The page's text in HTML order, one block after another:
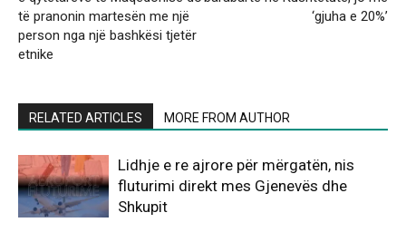
të pranonin martesën me një
person nga një bashkësi tjetër
etnike
‘gjuha e 20%’
RELATED ARTICLES MORE FROM AUTHOR
Lidhje e re ajrore për mërgatën, nis
fluturimi direkt mes Gjenevës dhe
Shkupit